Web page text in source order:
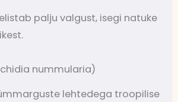
palju valgust, isegi natuke
nummularia)
lehtedega troopilise